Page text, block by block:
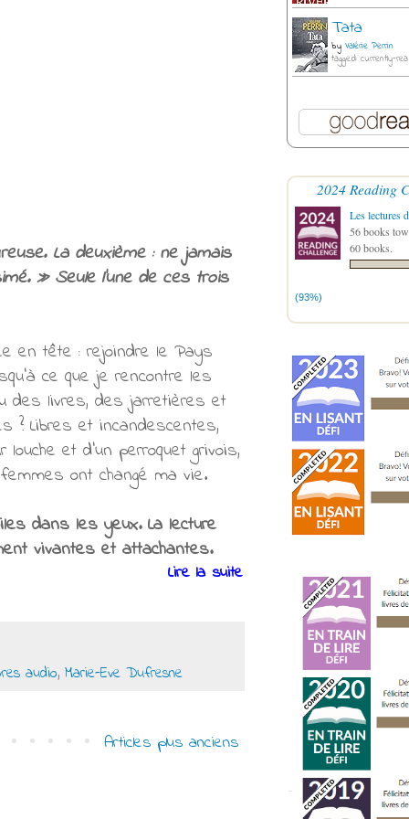
La deuxième : ne jamais
» Seule l’une de ces trois
en tête : rejoindre le Pays
ce que je rencontre les
des livres, des jarretières et
? Libres et incandescentes,
et d’un perroquet grivois,
ont changé ma vie.
dans les yeux. La lecture
vivantes et attachantes.
Lire la suite
audio, Marie-Eve Dufresne
Articles plus anciens
Tata
by Valérie Perrin
tagged: currently-
2024 Reading
Les lectures
56 books
60 books.
(93%)